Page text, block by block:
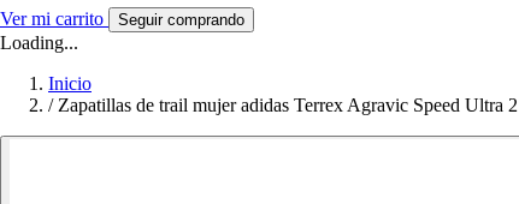
Ver mi carrito Seguir comprando
Loading...
Inicio
/ Zapatillas de trail mujer adidas Terrex Agravic Speed Ultra 2